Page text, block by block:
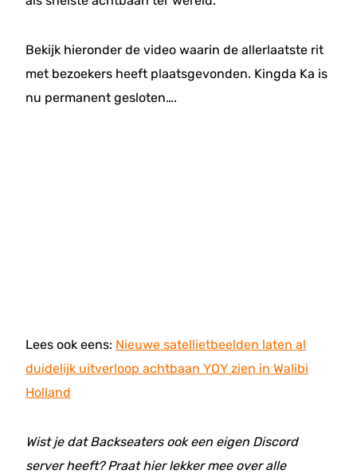
Bekijk hieronder de video waarin de allerlaatste rit
met bezoekers heeft plaatsgevonden. Kingda Ka is
nu permanent gesloten….
Lees ook eens: Nieuwe satellietbeelden laten al
duidelijk uitverloop achtbaan YOY zien in Walibi
Holland
Wist je dat Backseaters ook een eigen Discord
server heeft? Praat hier lekker mee over alle